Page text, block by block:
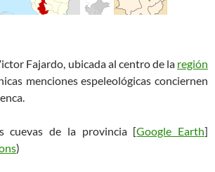
Fajardo, ubicada al centro de la región
menciones espeleológicas conciernen
cuevas de la provincia [Google Earth]
)